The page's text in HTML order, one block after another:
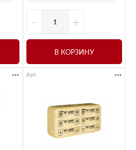
- +
В КОРЗИНУ
Арт.